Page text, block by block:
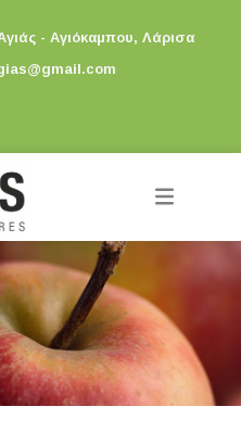
- Αγιόκαμπου, Λάρισα